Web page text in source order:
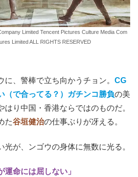
Limited Tencent Pictures Culture Media Com
Limited ALL RIGHTS RESERVED
に、警棒で立ち向かうチョン。 CG
（で合ってる？）ガチンコ勝負の美
はり中国・香港ならではのものだ。
た谷垣健治の仕事ぶりが冴える。
光が、ンゴウの身体に無数に光る。
運命には屈しない」